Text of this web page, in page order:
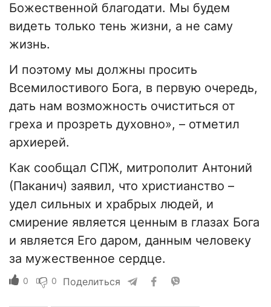
Божественной благодати. Мы будем
видеть только тень жизни, а не саму
жизнь.
И поэтому мы должны просить
Всемилостивого Бога, в первую очередь,
дать нам возможность очиститься от
греха и прозреть духовно», – отметил
архиерей.
Как сообщал СПЖ, митрополит Антоний
(Паканич) заявил, что христианство –
удел сильных и храбрых людей, и
смирение является ценным в глазах Бога
и является Его даром, данным человеку
за мужественное сердце.
0 0 Поделиться